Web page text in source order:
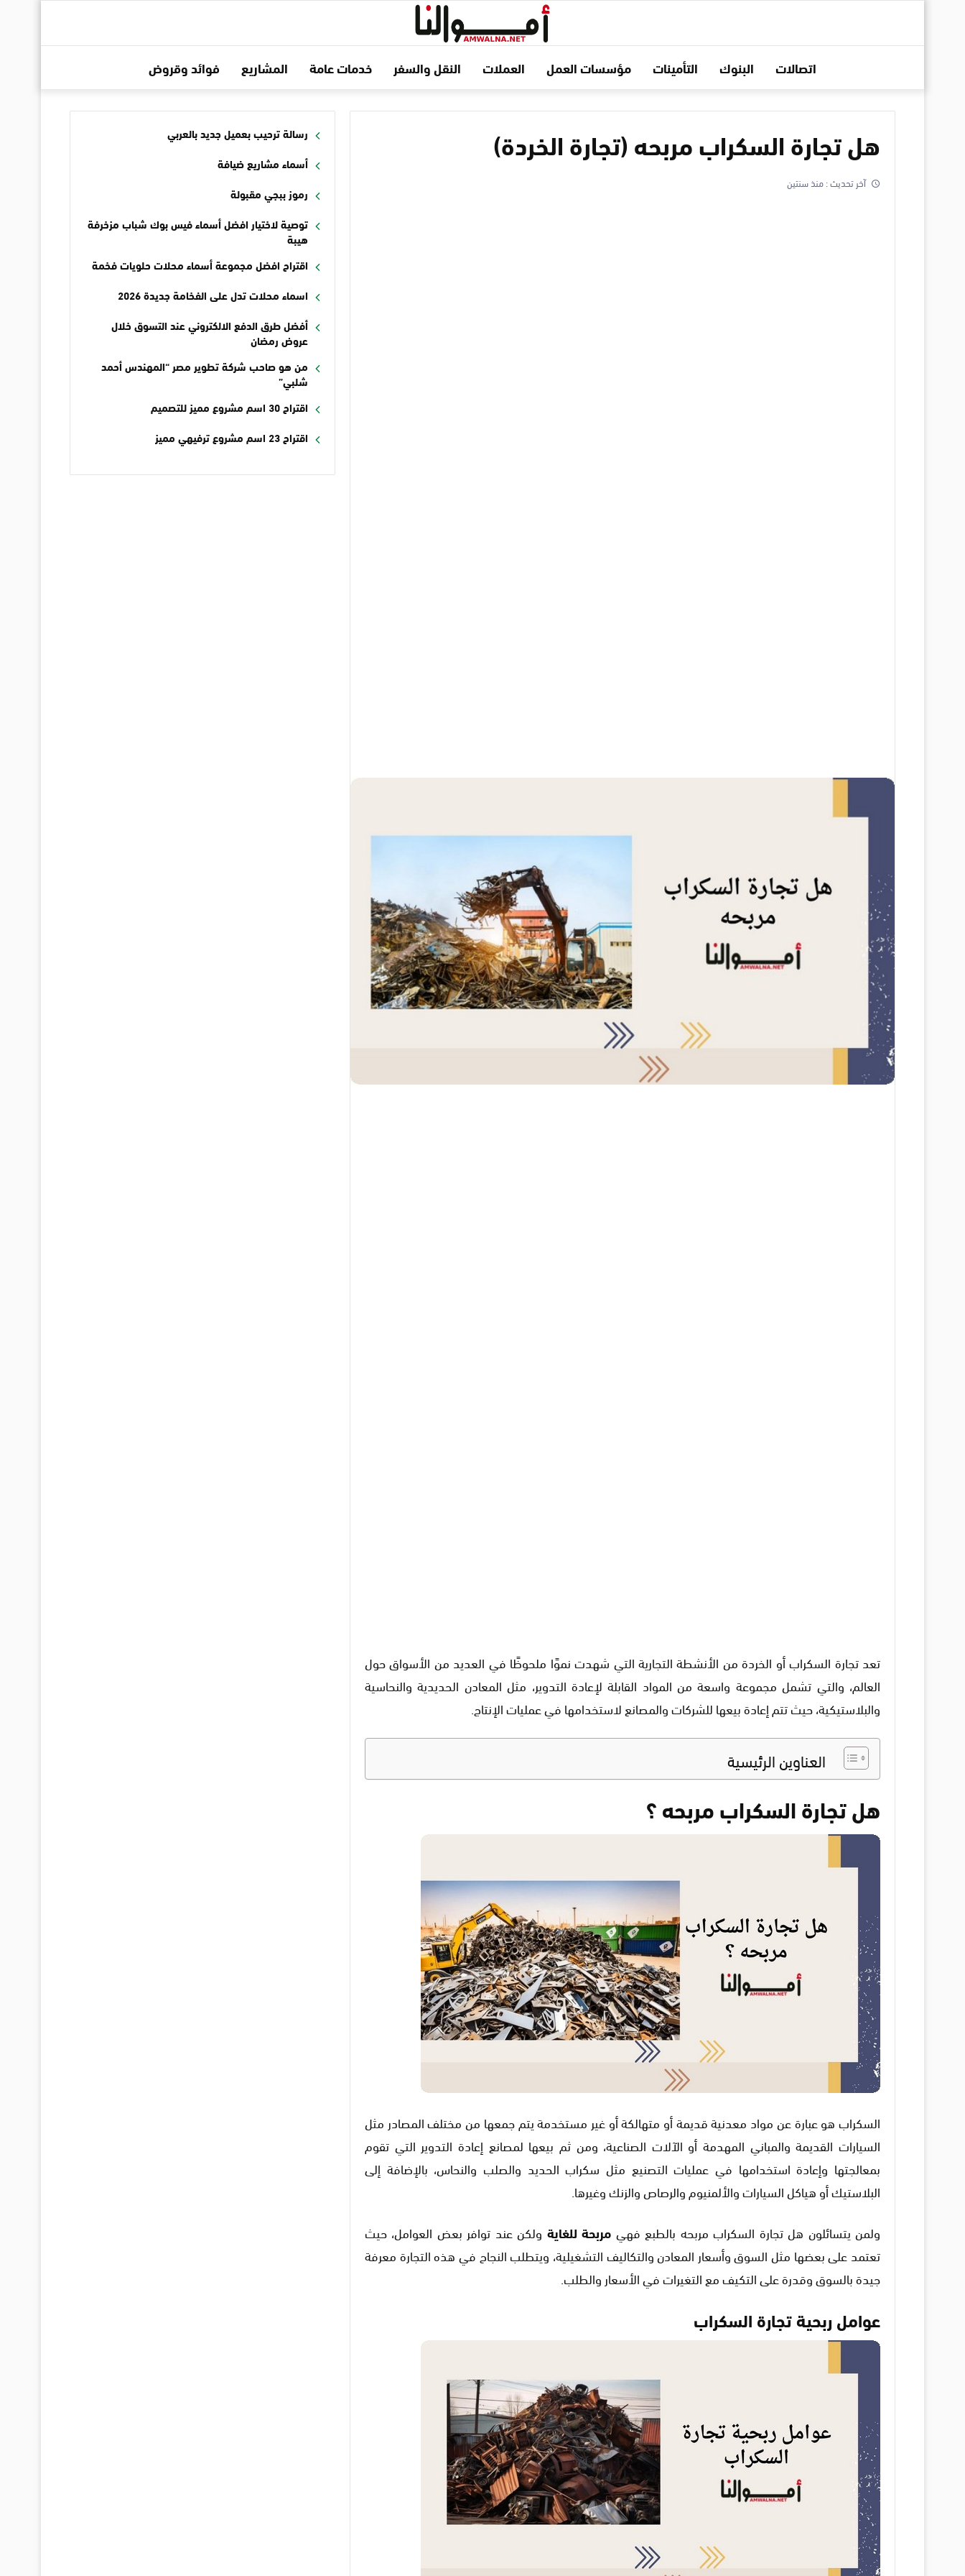
اتصالات البنوك التأمينات مؤسسات العمل العملات النقل والسفر خدمات عامة المشاريع فوائد وقروض
هل تجارة السكراب مربحه (تجارة الخردة)
آخر تحديث :منذ سنتين
تعد تجارة السكراب أو الخردة من الأنشطة التجارية التي شهدت نموًا ملحوظًا في العديد من الأسواق حول
العالم، والتي تشمل مجموعة واسعة من المواد القابلة لإعادة التدوير، مثل المعادن الحديدية والنحاسية
والبلاستيكية، حيث تتم إعادة بيعها للشركات والمصانع لاستخدامها في عمليات الإنتاج.
العناوين الرئيسية
هل تجارة السكراب مربحه ؟
السكراب هو عبارة عن مواد معدنية قديمة أو متهالكة أو غير مستخدمة يتم جمعها من مختلف المصادر مثل
السيارات القديمة والمباني المهدمة أو الآلات الصناعية، ومن ثم بيعها لمصانع إعادة التدوير التي تقوم
بمعالجتها وإعادة استخدامها في عمليات التصنيع مثل سكراب الحديد والصلب والنحاس، بالإضافة إلى
البلاستيك أو هياكل السيارات والألمنيوم والرصاص والزنك وغيرها.
ولمن يتسائلون هل تجارة السكراب مربحه بالطبع فهي مربحة للغاية ولكن عند توافر بعض العوامل، حيث
تعتمد على بعضها مثل السوق وأسعار المعادن والتكاليف التشغيلية، ويتطلب النجاح في هذه التجارة معرفة
جيدة بالسوق وقدرة على التكيف مع التغيرات في الأسعار والطلب.
عوامل ربحية تجارة السكراب
رسالة ترحيب بعميل جديد بالعربي
أسماء مشاريع ضيافة
رموز ببجي مقبولة
توصية لاختيار افضل أسماء فيس بوك شباب مزخرفة
هيبة
اقتراح افضل مجموعة أسماء محلات حلويات فخمة
اسماء محلات تدل على الفخامة جديدة 2026
أفضل طرق الدفع الالكتروني عند التسوق خلال
عروض رمضان
من هو صاحب شركة تطوير مصر “المهندس أحمد
شلبي”
اقتراح 30 اسم مشروع مميز للتصميم
اقتراح 23 اسم مشروع ترفيهي مميز